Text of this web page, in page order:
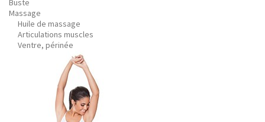
Buste
Massage
Huile de massage
Articulations muscles
Ventre, périnée